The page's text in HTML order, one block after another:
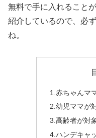
無料で手に入れること
紹介しているので、必
ね。
1.赤ちゃんマ
2.幼児ママが
3.高齢者が対
4.ハンデキャ